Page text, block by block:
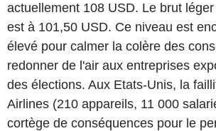
actuellement 108 USD. Le brut
est à 101,50 USD. Ce niveau est
élevé pour calmer la colère des
redonner de l'air aux entreprises
des élections. Aux Etats-Unis, la
Airlines (210 appareils, 11 000
cortège de conséquences pour le